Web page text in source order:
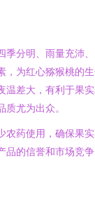
季分明、雨量充沛
，为红心猕猴桃的
温差大，有利于果
尤为出众。
农药使用，确保果
品的信誉和市场竞争